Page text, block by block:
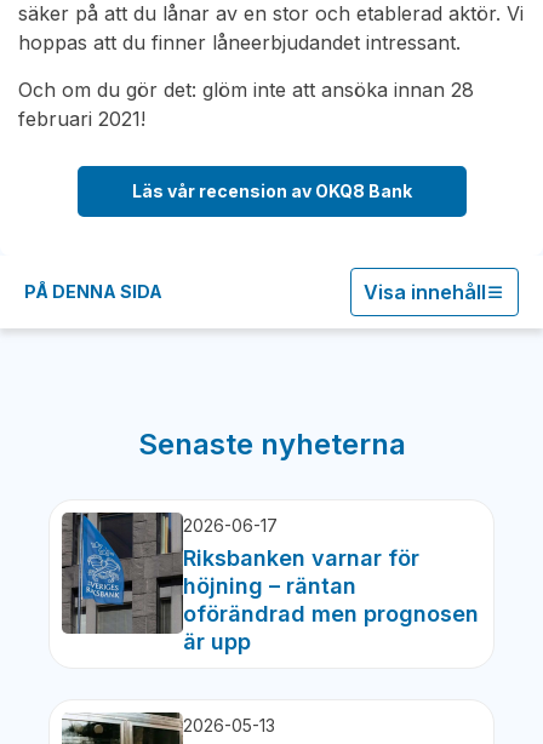
säker på att du lånar av en stor och etablerad aktör. Vi
hoppas att du finner låneerbjudandet intressant.
Och om du gör det: glöm inte att ansöka innan 28
februari 2021!
Läs vår recension av OKQ8 Bank
PÅ DENNA SIDA Visa innehåll
Senaste nyheterna
2026-06-17
Riksbanken varnar för
höjning – räntan
oförändrad men prognosen
är upp
2026-05-13